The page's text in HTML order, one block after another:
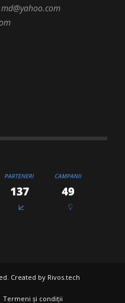
Created by Rivos.tech
Termeni și condiții